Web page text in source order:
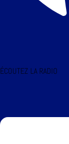
ÉCOUTEZ LA RADIO